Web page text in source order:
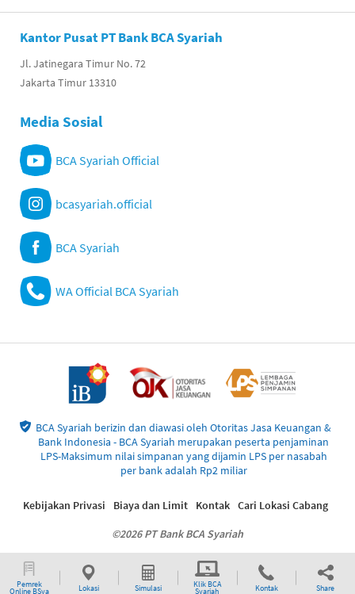
Pemrek
Online BSya Lokasi Simulasi Klik BCA
Syariah Kontak Share
Kantor Pusat PT Bank BCA Syariah
Jl. Jatinegara Timur No. 72
Jakarta Timur 13310
Media Sosial
BCA Syariah Official
bcasyariah.official
BCA Syariah
WA Official BCA Syariah
BCA Syariah berizin dan diawasi oleh Otoritas Jasa Keuangan &
Bank Indonesia - BCA Syariah merupakan peserta penjaminan
LPS-Maksimum nilai simpanan yang dijamin LPS per nasabah
per bank adalah Rp2 miliar
©2026 PT Bank BCA Syariah
Kebijakan Privasi Biaya dan Limit Kontak Cari Lokasi Cabang